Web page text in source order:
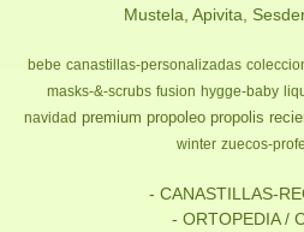
Mustela, Apivita,
bebe canastillas-personalizadas
masks-&-scrubs fusion hygge-baby
navidad premium propoleo propolis
winter zuecos-
- CANASTILLAS-
- ORTOPEDIA /